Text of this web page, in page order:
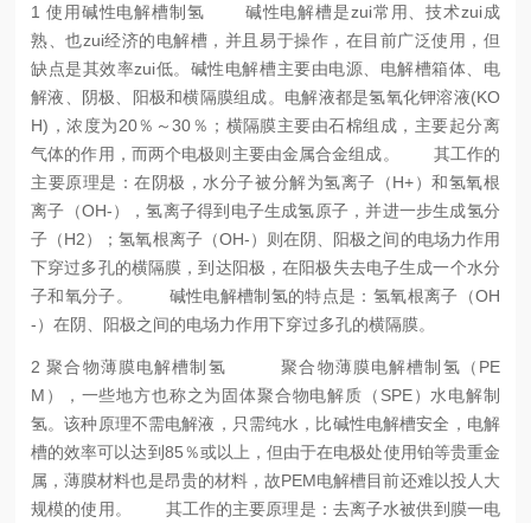
1 使用碱性电解槽制氢 碱性电解槽是zui常用、技术zui成
熟、也zui经济的电解槽，并且易于操作，在目前广泛使用，但
缺点是其效率zui低。碱性电解槽主要由电源、电解槽箱体、电
解液、阴极、阳极和横隔膜组成。电解液都是氢氧化钾溶液(KO
H)，浓度为20％～30％；横隔膜主要由石棉组成，主要起分离
气体的作用，而两个电极则主要由金属合金组成。
其工作的
主要原理是：在阴极，水分子被分解为氢离子（H+）和氢氧根
离子（OH-），氢离子得到电子生成氢原子，并进一步生成氢分
子（H2）；氢氧根离子（OH-）则在阴、阳极之间的电场力作用
下穿过多孔的横隔膜，到达阳极，在阳极失去电子生成一个水分
子和氧分子。
碱性电解槽制氢的特点是：氢氧根离子（OH
-）在阴、阳极之间的电场力作用下穿过多孔的横隔膜。
2 聚合物薄膜电解槽制氢 聚合物薄膜电解槽制氢（PE
M），一些地方也称之为固体聚合物电解质（SPE）水电解制
氢。该种原理不需电解液，只需纯水，比碱性电解槽安全，电解
槽的效率可以达到85％或以上，但由于在电极处使用铂等贵重金
属，薄膜材料也是昂贵的材料，故PEM电解槽目前还难以投人大
规模的使用。
其工作的主要原理是：去离子水被供到膜一电